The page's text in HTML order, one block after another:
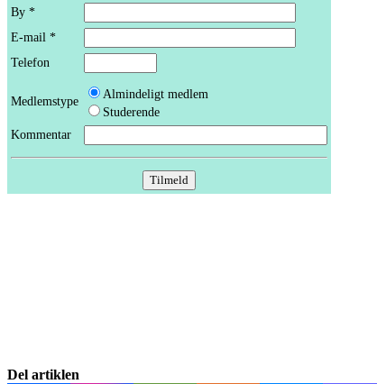
By *
E-mail *
Telefon
Medlemstype
Almindeligt medlem
Studerende
Kommentar
Del artiklen